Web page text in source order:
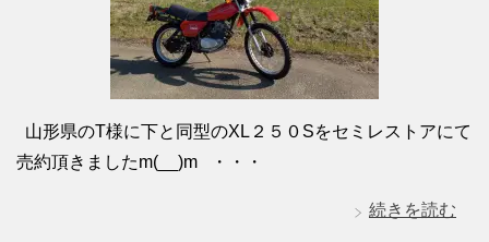
山形県のT様に下と同型のXL２５０Sをセミレストアにて
売約頂きましたm(__)m ・・・
続きを読む